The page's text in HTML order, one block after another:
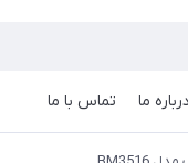
ما تماس با ما